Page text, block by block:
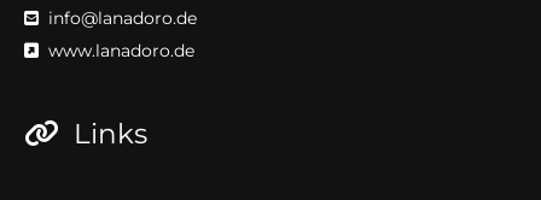
 info@lanadoro.de
 www.lanadoro.de
 Links